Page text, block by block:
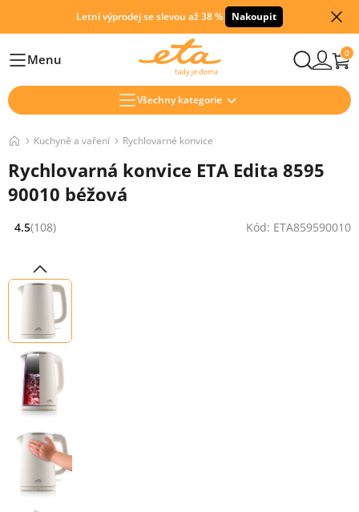
Letní výprodej se slevou až 38 % Nakoupit
HlavníMenu 0
Všechny kategorie
Kuchyně a vaření Rychlovarné konvice
Rychlovarná konvice ETA Edita 8595
90010 béžová
Hodnocení: 4.5 z 5 (108 recenzí)
4.5(108) Kód: ETA859590010